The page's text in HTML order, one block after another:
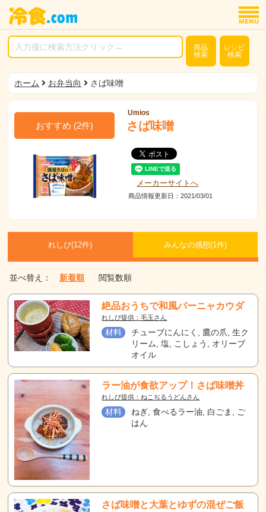
商品
検索
レシピ
検索
ホーム お弁当向 さば味噌
おすすめ (2件)
Umios
さば味噌
メーカーサイトへ
商品情報更新日：2021/03/01
れしぴ(12件) みんなの感想(1件)
並べ替え： 新着順 閲覧数順
絶品おうちで和風バーニャカウダ
れしぴ提供：毛玉さん
材料
チューブにんにく, 鷹の爪, 生ク
リーム, 塩, こしょう, オリーブ
オイル
ラー油が食欲アップ！さば味噌丼
れしぴ提供：ねこぢるうどんさん
材料
ねぎ, 食べるラー油, 白ごま, ご
はん
さば味噌と大葉とゆずの混ぜご飯